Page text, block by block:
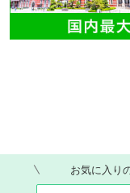
お気に入り